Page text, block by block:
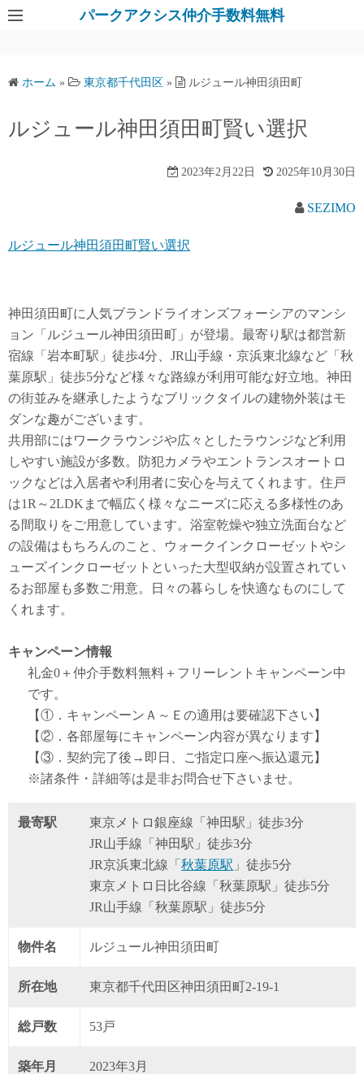
パークアクシス仲介手数料無料
ホーム » 東京都千代田区 » ルジュール神田須田町
ルジュール神田須田町賢い選択
2023年2月22日 2025年10月30日
SEZIMO
ルジュール神田須田町賢い選択
神田須田町に人気ブランドライオンズフォーシアのマンシ
ョン「ルジュール神田須田町」が登場。最寄り駅は都営新
宿線「岩本町駅」徒歩4分、JR山手線・京浜東北線など「秋
葉原駅」徒歩5分など様々な路線が利用可能な好立地。神田
の街並みを継承したようなブリックタイルの建物外装はモ
ダンな趣がございます。
共用部にはワークラウンジや広々としたラウンジなど利用
しやすい施設が多数。防犯カメラやエントランスオートロ
ックなどは入居者や利用者に安心を与えてくれます。住戸
は1R～2LDKまで幅広く様々なニーズに応える多様性のあ
る間取りをご用意しています。浴室乾燥や独立洗面台など
の設備はもちろんのこと、ウォークインクローゼットやシ
ューズインクローゼットといった大型収納が設置されてい
るお部屋も多数ご用意。日々の暮らしを快適なものにして
くれます。
キャンペーン情報
礼金0 ＋仲介手数料無料 ＋ フリーレント キャンペーン中
です。
【①．キャンペーンＡ～Ｅの適用は要確認下さい】
【②．各部屋毎にキャンペーン内容が異なります】
【③．契約完了後→即日、ご指定口座へ振込還元】
※諸条件・詳細等は是非お問合せ下さいませ。
最寄駅
東京メトロ銀座線「神田駅」徒歩3分
JR山手線「神田駅」徒歩3分
JR京浜東北線「秋葉原駅 」徒歩5分
東京メトロ日比谷線「秋葉原駅」徒歩5分
JR山手線「秋葉原駅」徒歩5分
物件名 ルジュール神田須田町
所在地 東京都千代田区神田須田町2-19-1
総戸数 53戸
築年月 2023年3月